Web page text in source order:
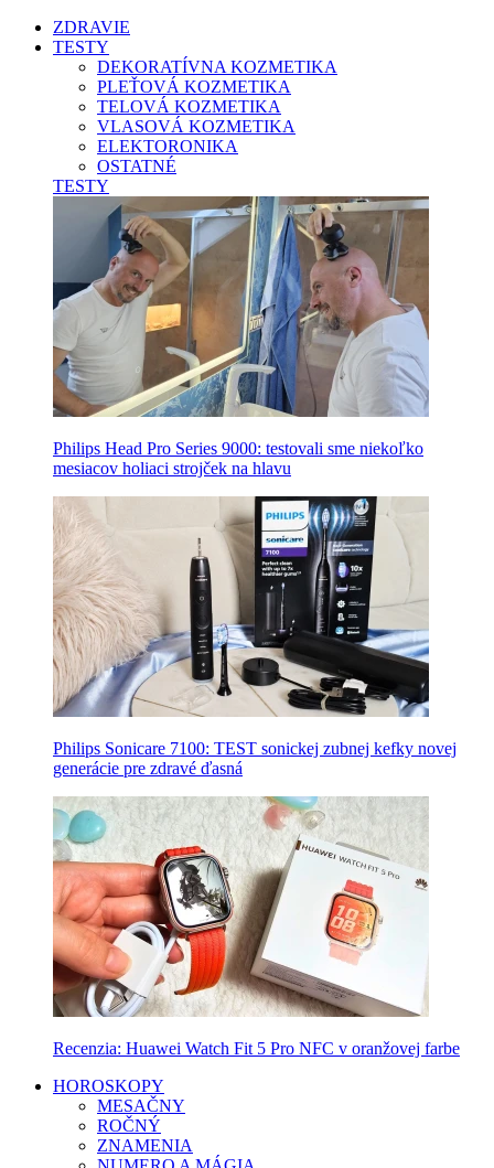
ZDRAVIE
TESTY
DEKORATÍVNA KOZMETIKA
PLEŤOVÁ KOZMETIKA
TELOVÁ KOZMETIKA
VLASOVÁ KOZMETIKA
ELEKTORONIKA
OSTATNÉ
TESTY
Philips Head Pro Series 9000: testovali sme niekoľko
mesiacov holiaci strojček na hlavu
Philips Sonicare 7100: TEST sonickej zubnej kefky novej
generácie pre zdravé ďasná
Recenzia: Huawei Watch Fit 5 Pro NFC v oranžovej farbe
HOROSKOPY
MESAČNY
ROČNÝ
ZNAMENIA